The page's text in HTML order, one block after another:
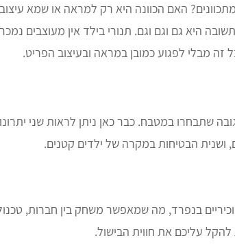
האם הכוונה היא רק למראה או שמא
היא גם וגם וגם. תנורי בילד אין מעוצבים
זה מבלי לפגוע כמובן במראה ובעיצוב הפריט.
שתבחרו במטבח. כבר כאן ניתן לראות שני
ושנית הבטיחות במקרה של ילדים קטנים.
בנפרד, מה שמאפשר משחק בין חברות,
להקל עליכם את חווית הבישול.